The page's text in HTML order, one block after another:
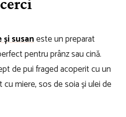
susaneste un preparat
pentru prânz sau cină.
de pui fraged acoperit cu un
miere, sos de soia și ulei de